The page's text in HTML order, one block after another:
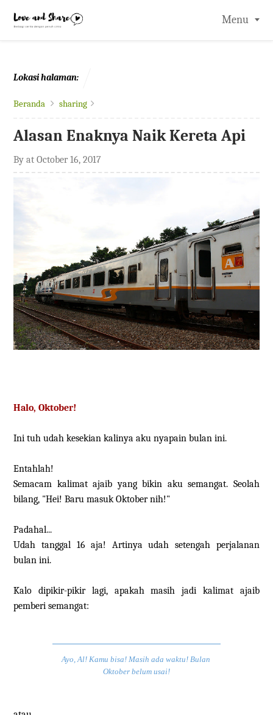
Menu
Lokasi halaman:
Beranda sharing
Alasan Enaknya Naik Kereta Api
ByatOctober 16, 2017
Halo, Oktober!
Ini tuh udah kesekian kalinya aku nyapain bulan ini.
Entahlah!
Semacam kalimat ajaib yang bikin aku semangat. Seolah
bilang, "Hei! Baru masuk Oktober nih!"
Padahal...
Udah tanggal 16 aja! Artinya udah setengah perjalanan
bulan ini.
Kalo dipikir-pikir lagi, apakah masih jadi kalimat ajaib
pemberi semangat:
Ayo, Al! Kamu bisa! Masih ada waktu! Bulan
Oktober belum usai!